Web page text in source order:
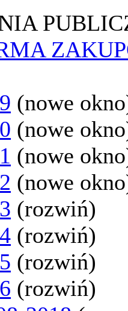
(nowe
(nowe
(nowe
(nowe
(rozwiń)
(rozwiń)
(rozwiń)
(rozwiń)